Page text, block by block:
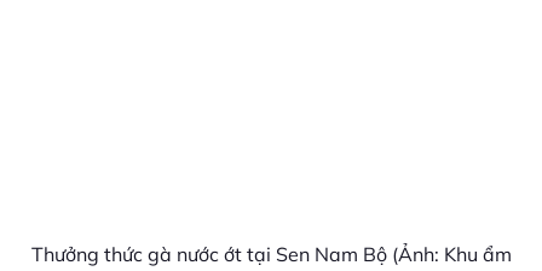
Thưởng thức gà nước ớt tại Sen Nam Bộ (Ảnh: Khu ẩm